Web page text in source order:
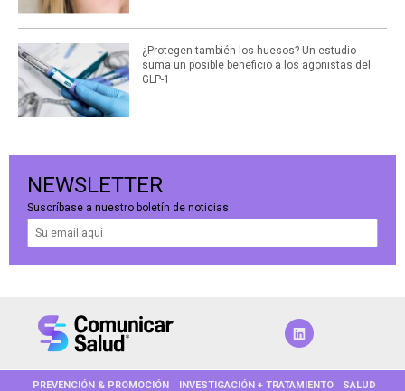
¿Protegen también los huesos? Un estudio
suma un posible beneficio a los agonistas del
GLP-1
NEWSLETTER
Suscríbase a nuestro boletín de noticias
PREVENCIÓN & PROMOCIÓN INVESTIGACIÓN + TRATAMIENTO SALUD